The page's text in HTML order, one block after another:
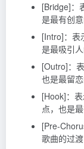
[Bridge]：
是最有创意
[Intro]：表
是最吸引人
[Outro]：
也是最留恋
[Hook]：
点，也是
[Pre-
歌曲的过